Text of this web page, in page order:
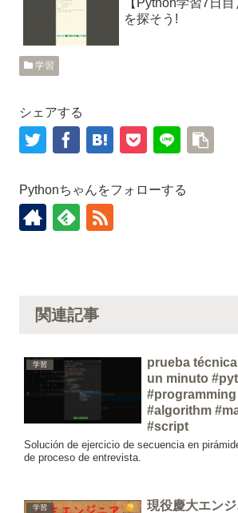
【Python学習7日
を探そう!
学習
シェアする
Pythonちゃんをフォローする
関連記事
学習
prueba
un minuto
#algorithm
#script
Solución de ejercicio de secuencia en
de proceso de entrevista.
学習
現役慶大エン